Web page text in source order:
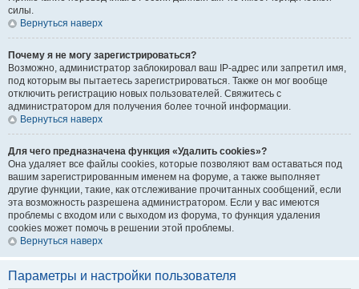
силы.
Вернуться наверх
Почему я не могу зарегистрироваться?
Возможно, администратор заблокировал ваш IP-адрес или запретил имя,
под которым вы пытаетесь зарегистрироваться. Также он мог вообще
отключить регистрацию новых пользователей. Свяжитесь с
администратором для получения более точной информации.
Вернуться наверх
Для чего предназначена функция «Удалить cookies»?
Она удаляет все файлы cookies, которые позволяют вам оставаться под
вашим зарегистрированным именем на форуме, а также выполняет
другие функции, такие, как отслеживание прочитанных сообщений, если
эта возможность разрешена администратором. Если у вас имеются
проблемы с входом или с выходом из форума, то функция удаления
cookies может помочь в решении этой проблемы.
Вернуться наверх
Параметры и настройки пользователя